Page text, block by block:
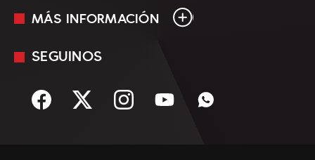
En Vivo
Sociedad
MÁS INFORMACIÓN
Mediakit
Términos y condiciones
SEGUINOS